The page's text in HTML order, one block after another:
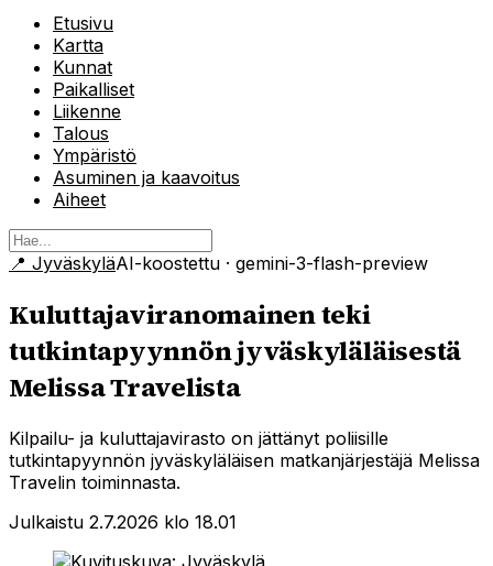
Etusivu
Kartta
Kunnat
Paikalliset
Liikenne
Talous
Ympäristö
Asuminen ja kaavoitus
Aiheet
📍 JyväskyläAI-koostettu · gemini-3-flash-preview
Kuluttajaviranomainen teki
tutkintapyynnön jyväskyläläisestä
Melissa Travelista
Kilpailu- ja kuluttajavirasto on jättänyt poliisille
tutkintapyynnön jyväskyläläisen matkanjärjestäjä Melissa
Travelin toiminnasta.
Julkaistu 2.7.2026 klo 18.01